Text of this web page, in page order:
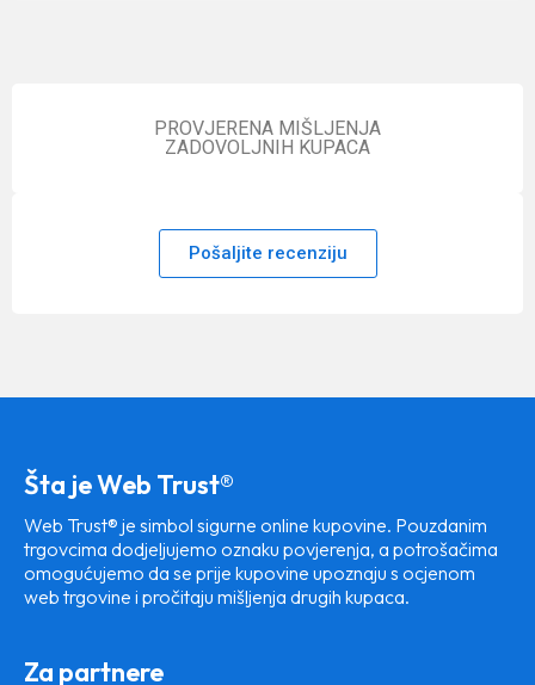
PROVJERENA MIŠLJENJA
ZADOVOLJNIH KUPACA
Pošaljite recenziju
Šta je Web Trust®
Web Trust® je simbol sigurne online kupovine. Pouzdanim
trgovcima dodjeljujemo oznaku povjerenja, a potrošačima
omogućujemo da se prije kupovine upoznaju s ocjenom
web trgovine i pročitaju mišljenja drugih kupaca.
Za partnere